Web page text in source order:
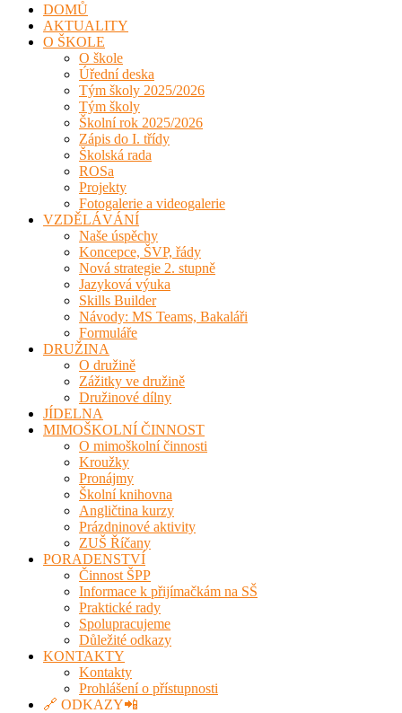
DOMŮ
AKTUALITY
O ŠKOLE
O škole
Úřední deska
Tým školy 2025/2026
Tým školy
Školní rok 2025/2026
Zápis do I. třídy
Školská rada
ROSa
Projekty
Fotogalerie a videogalerie
VZDĚLÁVÁNÍ
Naše úspěchy
Koncepce, ŠVP, řády
Nová strategie 2. stupně
Jazyková výuka
Skills Builder
Návody: MS Teams, Bakaláři
Formuláře
DRUŽINA
O družině
Zážitky ve družině
Družinové dílny
JÍDELNA
MIMOŠKOLNÍ ČINNOST
O mimoškolní činnosti
Kroužky
Pronájmy
Školní knihovna
Angličtina kurzy
Prázdninové aktivity
ZUŠ Říčany
PORADENSTVÍ
Činnost ŠPP
Informace k přijímačkám na SŠ
Praktické rady
Spolupracujeme
Důležité odkazy
KONTAKTY
Kontakty
Prohlášení o přístupnosti
🔗 ODKAZY📲